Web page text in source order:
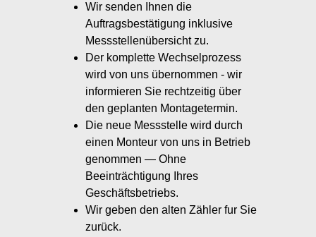
Wir senden Ihnen die
Auftragsbestätigung inklusive
Messstellenübersicht zu.
Der komplette Wechselprozess
wird von uns übernommen - wir
informieren Sie rechtzeitig über
den geplanten Montagetermin.
Die neue Messstelle wird durch
einen Monteur von uns in Betrieb
genommen — Ohne
Beeinträchtigung Ihres
Geschäftsbetriebs.
Wir geben den alten Zähler fur Sie
zurück.